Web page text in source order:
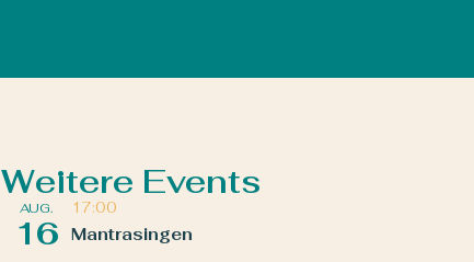
Weitere Events
AUG.
16
17:00
Mantrasingen